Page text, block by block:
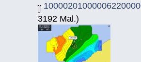
3192 Mal.)